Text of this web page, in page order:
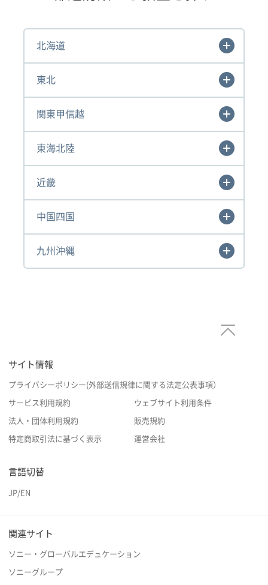
北海道
東北
関東甲信越
東海北陸
近畿
中国四国
九州沖縄
サイト情報
プライバシーポリシー(外部送信規律に関する法定公表事項）
サービス利用規約 ウェブサイト利用条件
法人・団体利用規約 販売規約
特定商取引法に基づく表示 運営会社
言語切替
JP/EN
関連サイト
ソニー・グローバルエデュケーション
ソニーグループ